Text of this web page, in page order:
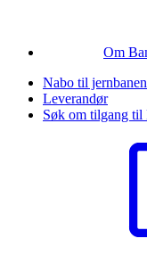
Om
Nabo til jernbanen
Leverandør
Søk om tilgang til